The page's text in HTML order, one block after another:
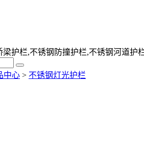
梁护栏,不锈钢防撞护栏,不锈钢河道护
中心 > 不锈钢灯光护栏